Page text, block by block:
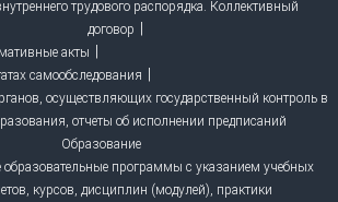
трудового распорядка. Коллективный
договор
акты
самообследования
осуществляющих государственный контроль в
отчеты об исполнении предписаний
Образование
образовательные программы с указанием учебных
курсов, дисциплин (модулей), практики